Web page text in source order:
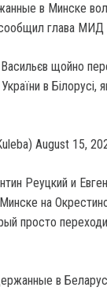
в Минске
глава
щойно
в Білорусі,
August 15,
Реуцкий и
на
просто